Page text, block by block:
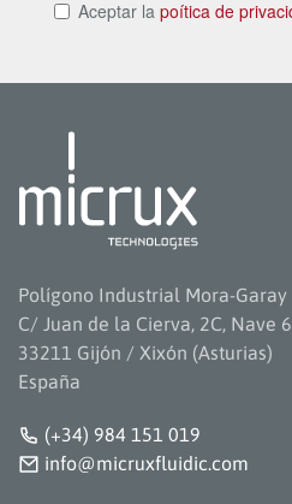
Polígono Industrial Mora-Garay
C/ Juan de la Cierva, 2C, Nave 6
33211 Gijón / Xixón (Asturias)
España
(+34) 984 151 019
info@micruxfluidic.com